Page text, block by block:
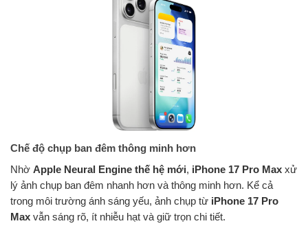
Chế độ chụp ban đêm thông minh hơn
Nhờ Apple Neural Engine thế hệ mới, iPhone 17 Pro Max xử
lý ảnh chụp ban đêm nhanh hơn và thông minh hơn. Kể cả
trong môi trường ánh sáng yếu, ảnh chụp từ iPhone 17 Pro
Max vẫn sáng rõ, ít nhiễu hạt và giữ trọn chi tiết.